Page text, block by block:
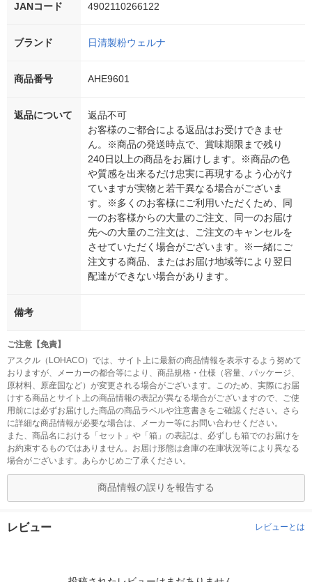
JANコード 4902110266122
ブランド 日清製粉ウェルナ
商品番号 AHE9601
返品について
返品不可
お客様のご都合による返品はお受けできませ
ん。※商品の発送時点で、賞味期限まで残り
240日以上の商品をお届けします。※商品の色
や質感を出来るだけ忠実に再現するよう心がけ
ていますが実物と若干異なる場合がございま
す。※多くのお客様にご利用いただくため、同
一のお客様からの大量のご注文、同一のお届け
先への大量のご注文は、ご注文のキャンセルを
させていただく場合がございます。※一緒にご
注文する商品、またはお届け地域等により翌日
配達ができない場合があります。
備考
ご注意【免責】
アスクル（LOHACO）では、サイト上に最新の商品情報を表示するよう努めて
おりますが、メーカーの都合等により、商品規格・仕様（容量、パッケージ、
原材料、原産国など）が変更される場合がございます。このため、実際にお届
けする商品とサイト上の商品情報の表記が異なる場合がございますので、ご使
用前には必ずお届けした商品の商品ラベルや注意書きをご確認ください。さら
に詳細な商品情報が必要な場合は、メーカー等にお問い合わせください。
また、商品名における「セット」や「箱」の表記は、必ずしも箱でのお届けを
お約束するものではありません。お届け形態は倉庫の在庫状況等により異なる
場合がございます。あらかじめご了承ください。
商品情報の誤りを報告する
レビュー レビューとは